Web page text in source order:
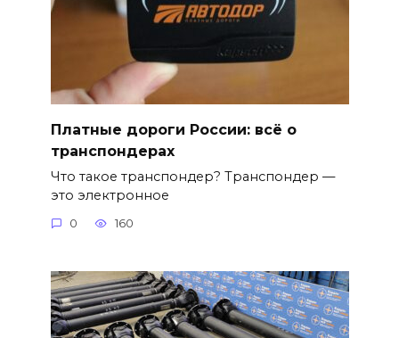
Платные дороги России: всё о
транспондерах
Что такое транспондер? Транспондер —
это электронное
0 160